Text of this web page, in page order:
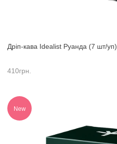
Дріп-кава Idealist Руанда (7 шт/уп)
410грн.
New